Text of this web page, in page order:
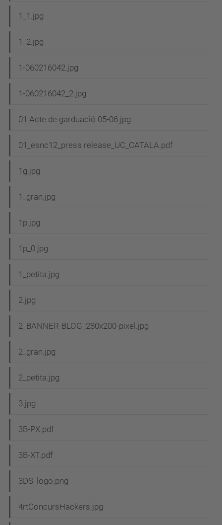
g
a
i
ó
1_1.jpg
1_2.jpg
1-060216042.jpg
1-060216042_2.jpg
01 Acte de garduació 05-06.jpg
01_esnc12_press release_UC_CATALA.pdf
1g.jpg
1_gran.jpg
1p.jpg
1p_0.jpg
1_petita.jpg
2.jpg
2_BANNER-BLOG_280x200-pixel.jpg
2_gran.jpg
2_petita.jpg
3.jpg
3B-PX.pdf
3B-XT.pdf
3DS_logo.png
4rtConcursHackers.jpg